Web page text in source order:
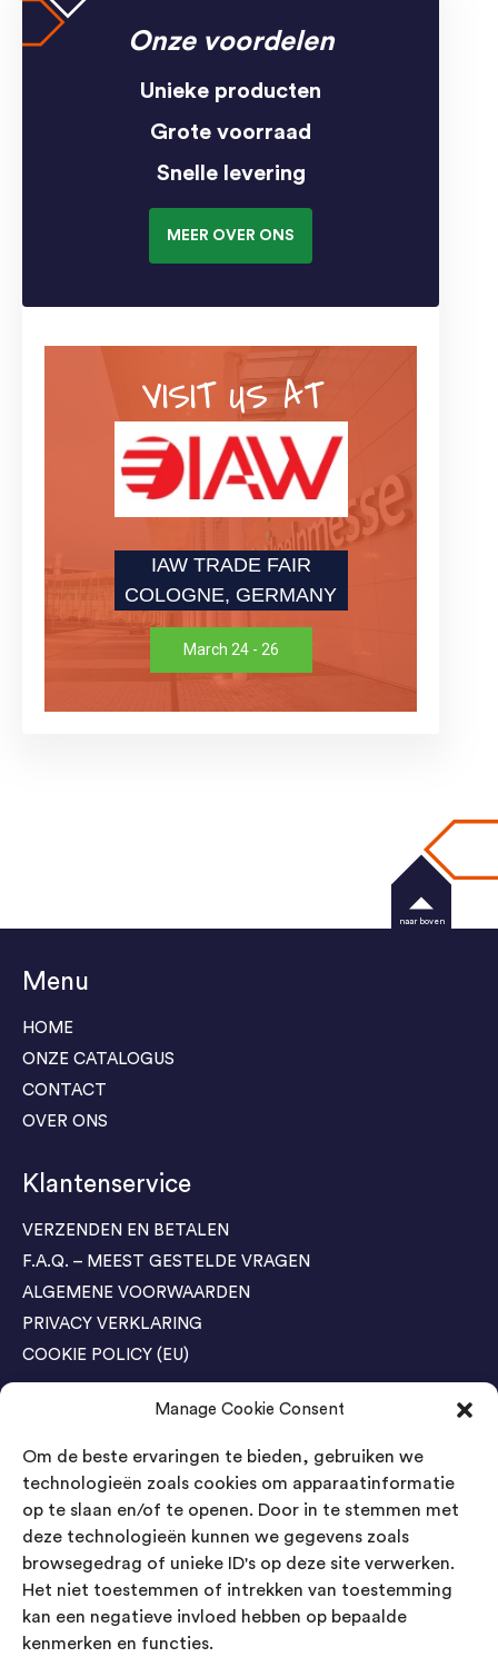
Manage Cookie Consent
Om de beste ervaringen te bieden, gebruiken we
technologieën zoals cookies om apparaatinformatie
op te slaan en/of te openen. Door in te stemmen met
deze technologieën kunnen we gegevens zoals
browsegedrag of unieke ID's op deze site verwerken.
Het niet toestemmen of intrekken van toestemming
kan een negatieve invloed hebben op bepaalde
kenmerken en functies.
Onze voordelen
Unieke producten
Grote voorraad
Snelle levering
MEER OVER ONS
VISIT US AT
IAW TRADE FAIR
COLOGNE, GERMANY
March 24 - 26
Menu
HOME
ONZE CATALOGUS
CONTACT
OVER ONS
Klantenservice
VERZENDEN EN BETALEN
F.A.Q. – MEEST GESTELDE VRAGEN
ALGEMENE VOORWAARDEN
PRIVACY VERKLARING
COOKIE POLICY (EU)
Agenda Trade Shows
04-05 November / SVG FAIR Winterswijk
Bestel GRATIS kaarten
Bestel GRATIS kaarten
Contact
naar boven